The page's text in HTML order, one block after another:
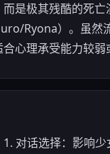
是极其残酷的死
Ryona）。虽
心理承受能力较弱
对话选择：影响